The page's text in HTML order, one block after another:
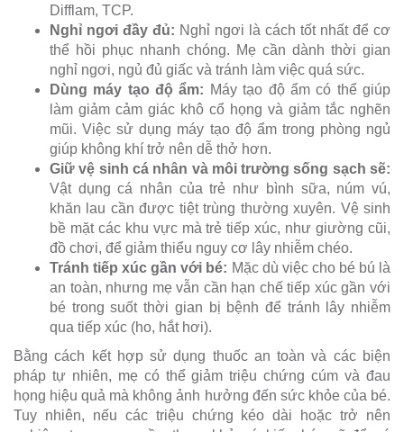
Difflam, TCP.
Nghỉ ngơi đầy đủ: Nghỉ ngơi là cách tốt nhất để cơ
thể hồi phục nhanh chóng. Mẹ cần dành thời gian
nghỉ ngơi, ngủ đủ giấc và tránh làm việc quá sức.
Dùng máy tạo độ ẩm: Máy tạo độ ẩm có thể giúp
làm giảm cảm giác khô cổ họng và giảm tắc nghẽn
mũi. Việc sử dụng máy tạo độ ẩm trong phòng ngủ
giúp không khí trở nên dễ thở hơn.
Giữ vệ sinh cá nhân và môi trường sống sạch sẽ:
Vật dụng cá nhân của trẻ như bình sữa, núm vú,
khăn lau cần được tiệt trùng thường xuyên. Vệ sinh
bề mặt các khu vực mà trẻ tiếp xúc, như giường cũi,
đồ chơi, để giảm thiểu nguy cơ lây nhiễm chéo.
Tránh tiếp xúc gần với bé: Mặc dù việc cho bé bú là
an toàn, nhưng mẹ vẫn cần hạn chế tiếp xúc gần với
bé trong suốt thời gian bị bệnh để tránh lây nhiễm
qua tiếp xúc (ho, hắt hơi).
Bằng cách kết hợp sử dụng thuốc an toàn và các biện
pháp tự nhiên, mẹ có thể giảm triệu chứng cúm và đau
họng hiệu quả mà không ảnh hưởng đến sức khỏe của bé.
Tuy nhiên, nếu các triệu chứng kéo dài hoặc trở nên